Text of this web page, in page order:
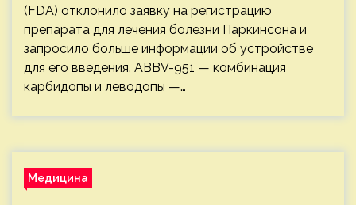
(FDA) отклонило заявку на регистрацию
препарата для лечения болезни Паркинсона и
запросило больше информации об устройстве
для его введения. ABBV-951 — комбинация
карбидопы и леводопы —…
Медицина